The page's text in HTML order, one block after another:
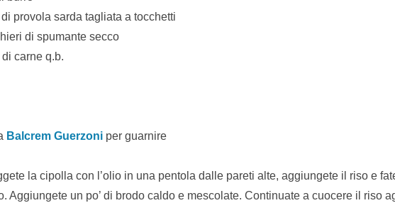
provola sarda tagliata a tocchetti
di spumante secco
di carne q.b.
Balcrem Guerzoni per guarnire
la cipolla con l’olio in una pentola dalle pareti alte, aggiungete il riso e
Aggiungete un po’ di brodo caldo e mescolate. Continuate a cuocere il riso